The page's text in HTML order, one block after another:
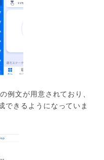
例文が用意されており、
できるようになっていま